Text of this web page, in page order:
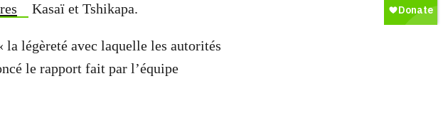
Kasaï et Tshikapa.
légèreté avec laquelle les autorités
le rapport fait par l’équipe